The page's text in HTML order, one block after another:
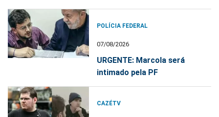
POLÍCIA FEDERAL
07/08/2026
URGENTE: Marcola será
intimado pela PF
CAZÉTV